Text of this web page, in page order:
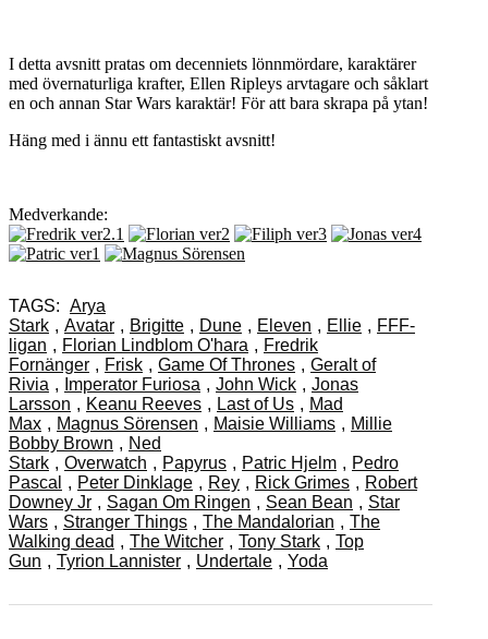
I detta avsnitt pratas om decenniets lönnmördare, karaktärer
med övernaturliga krafter, Ellen Ripleys arvtagare och såklart
en och annan Star Wars karaktär! För att bara skrapa på ytan!
Häng med i ännu ett fantastiskt avsnitt!
Medverkande:
TAGS: Arya
Stark , Avatar , Brigitte , Dune , Eleven , Ellie , FFF-
ligan , Florian Lindblom O'hara , Fredrik
Fornänger , Frisk , Game Of Thrones , Geralt of
Rivia , Imperator Furiosa , John Wick , Jonas
Larsson , Keanu Reeves , Last of Us , Mad
Max , Magnus Sörensen , Maisie Williams , Millie
Bobby Brown , Ned
Stark , Overwatch , Papyrus , Patric Hjelm , Pedro
Pascal
, Peter Dinklage , Rey , Rick Grimes , Robert
Downey Jr , Sagan Om Ringen , Sean Bean , Star
Wars , Stranger Things , The Mandalorian , The
Walking dead , The Witcher , Tony Stark , Top
Gun , Tyrion Lannister , Undertale , Yoda